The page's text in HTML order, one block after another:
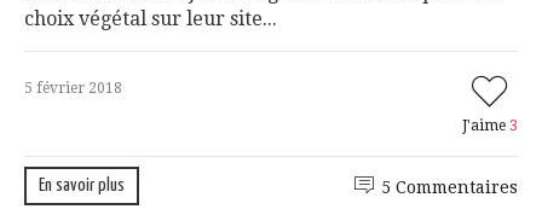
choix végétal sur leur site...
5 février 2018
J'aime 3
En savoir plus 5 Commentaires